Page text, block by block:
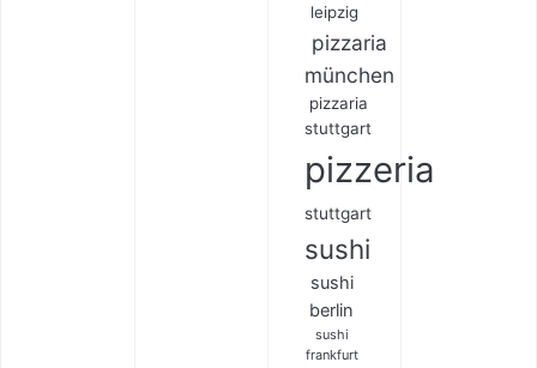
leipzig
pizzaria
münchen
pizzaria
stuttgart
pizzeria
stuttgart
sushi
sushi
berlin
sushi
frankfurt